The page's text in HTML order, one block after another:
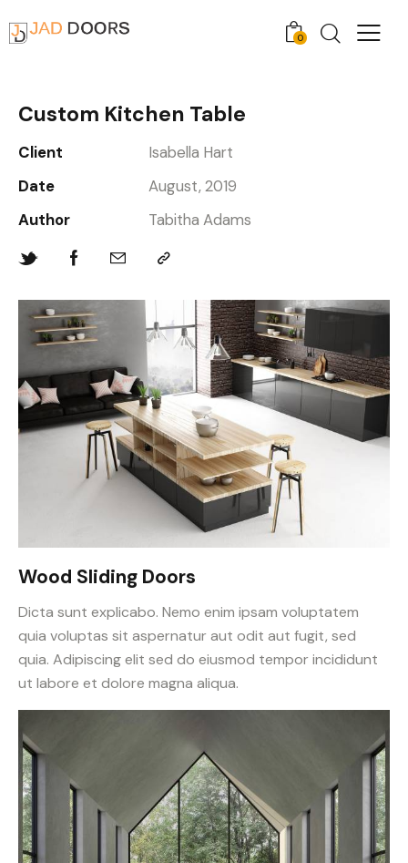
0
Custom Kitchen Table
Client
Isabella Hart
Date
August, 2019
Author
Tabitha Adams
Wood Sliding Doors
Dicta sunt explicabo. Nemo enim ipsam voluptatem
quia voluptas sit aspernatur aut odit aut fugit, sed
quia. Adipiscing elit sed do eiusmod tempor incididunt
ut labore et dolore magna aliqua.